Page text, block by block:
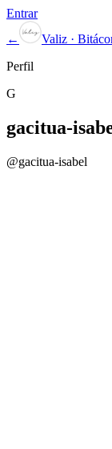
Entrar
←
Valiz ·
Perfil
G
gacitua-
@gacitua-isabel